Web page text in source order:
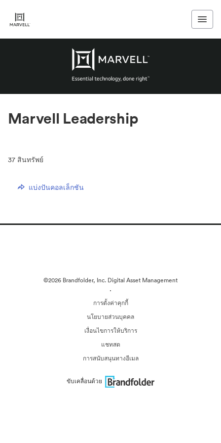
Marvell Leadership
37 สินทรัพย์
แบ่งปันคอลเล็กชัน
©2026 Brandfolder, Inc. Digital Asset Management
·
การตั้งค่าคุกกี้
นโยบายส่วนบุคคล
เงื่อนไขการให้บริการ
แชทสด
การสนับสนุนทางอีเมล
ขับเคลื่อนด้วย